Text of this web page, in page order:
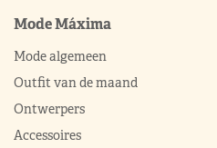
Mode Máxima
Mode algemeen
Outfit van de maand
Ontwerpers
Accessoires